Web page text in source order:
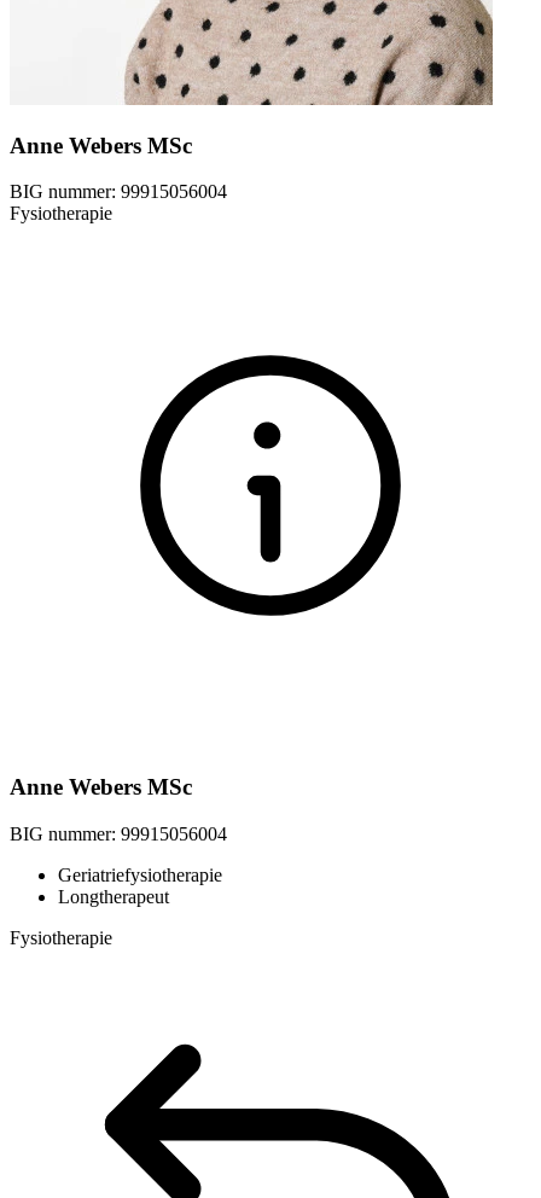
Anne Webers MSc
BIG nummer: 99915056004
Fysiotherapie
Anne Webers MSc
BIG nummer: 99915056004
Geriatriefysiotherapie
Longtherapeut
Fysiotherapie